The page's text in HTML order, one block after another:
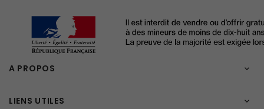
A PROPOS 
LIENS UTILES 